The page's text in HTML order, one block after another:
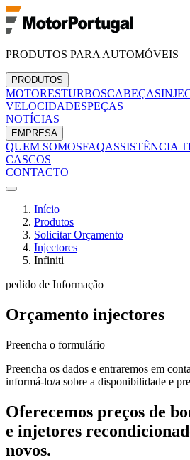
PRODUTOS PARA AUTOMÓVEIS
PRODUTOS
MOTORESTURBOSCABEÇAS
VELOCIDADESPEÇAS
NOTÍCIAS
EMPRESA
QUEM SOMOSFAQASSISTÊNCIA
CASCOS
CONTACTO
Início
Produtos
Solicitar Orçamento
Injectores
Infiniti
pedido de Informação
Orçamento injectores
Preencha o formulário
Preencha os dados e entraremos em
informá-lo/a sobre a disponibilidade e
Oferecemos preços de
e injetores
novos.